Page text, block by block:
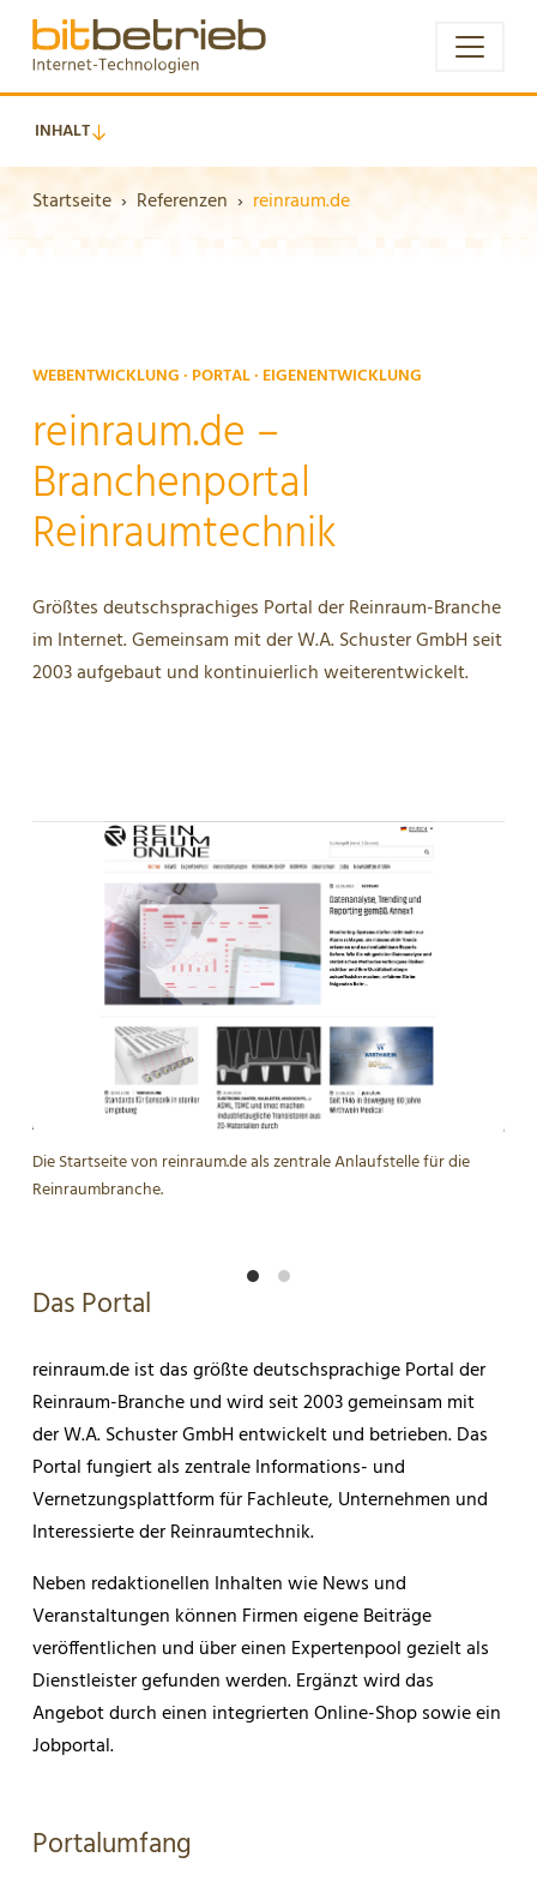
INHALT
Startseite Referenzen reinraum.de
WEBENTWICKLUNG · PORTAL · EIGENENTWICKLUNG
reinraum.de –
Branchenportal
Reinraumtechnik
Größtes deutschsprachiges Portal der Reinraum-Branche
im Internet. Gemeinsam mit der W.A. Schuster GmbH seit
2003 aufgebaut und kontinuierlich weiterentwickelt.
Die Startseite von reinraum.de als zentrale Anlaufstelle für die
Reinraumbranche.
Das Portal
reinraum.de ist das größte deutschsprachige Portal der
Reinraum-Branche und wird seit 2003 gemeinsam mit
der W.A. Schuster GmbH entwickelt und betrieben. Das
Portal fungiert als zentrale Informations- und
Vernetzungsplattform für Fachleute, Unternehmen und
Interessierte der Reinraumtechnik.
Neben redaktionellen Inhalten wie News und
Veranstaltungen können Firmen eigene Beiträge
veröffentlichen und über einen Expertenpool gezielt als
Dienstleister gefunden werden. Ergänzt wird das
Angebot durch einen integrierten Online-Shop sowie ein
Jobportal.
Portalumfang